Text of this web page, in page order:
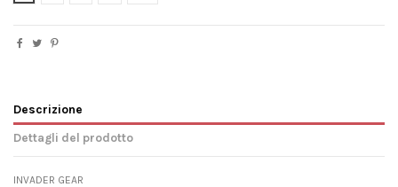
Descrizione
Dettagli del prodotto
INVADER GEAR